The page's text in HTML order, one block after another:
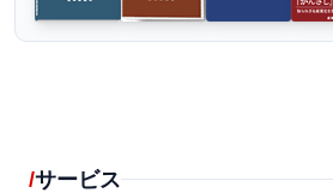
サービス